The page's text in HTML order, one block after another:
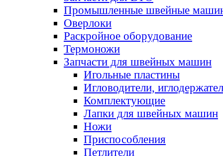
Промышленные швейные
Оверлоки
Раскройное оборудование
Термоножи
Запчасти для швейных машин
Игольные пластины
Игловодители,
Комплектующие
Лапки для швейных машин
Ножи
Приспособления
Петлители